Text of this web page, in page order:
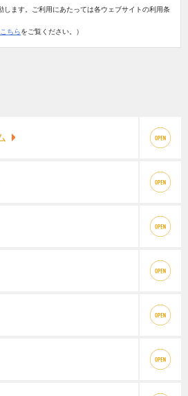
します。ご利用にあたっては各ウェブサイトの利用条
こちらをご覧ください。）